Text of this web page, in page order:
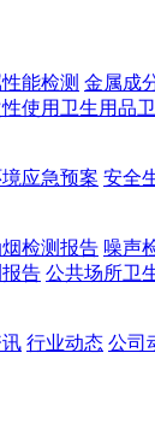
能检测 金属成
使用卫生用品
应急预案 安全
检测报告 噪声
告 公共场所卫
行业动态 公司